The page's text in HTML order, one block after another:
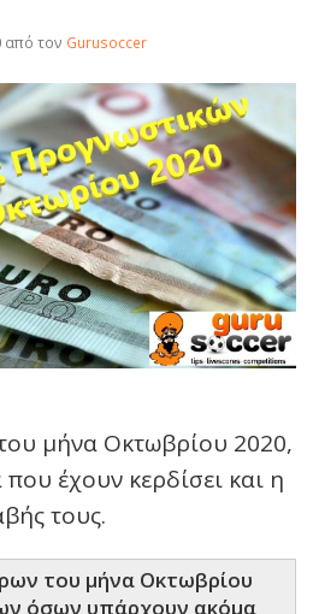
από τον Gurusoccer
μήνα Οκτωβρίου 2020,
έχουν κερδίσει και η
τους.
του μήνα Οκτωβρίου
όσων υπάρχουν ακόμα